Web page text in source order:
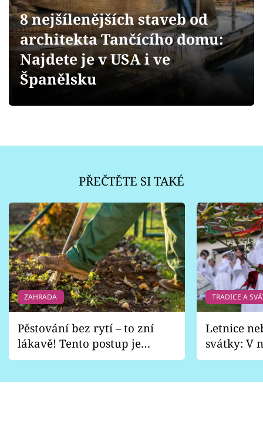
Přihlášení
Sledujte nás
8 nejšílenějších staveb od
architekta Tančícího domu:
Najdete je v USA i ve
Španělsku
PŘEČTĚTE SI TAKÉ
ZAHRADA
Pěstování bez rytí – to zní
lákavě! Tento postup je
vhodný jen pro některé
TRADICE A
Letnice
svátky: V
pondělí